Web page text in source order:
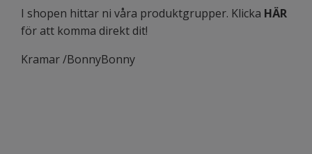
I shopen hittar ni våra produktgrupper. Klicka HÄR
för att komma direkt dit!
Kramar /BonnyBonny